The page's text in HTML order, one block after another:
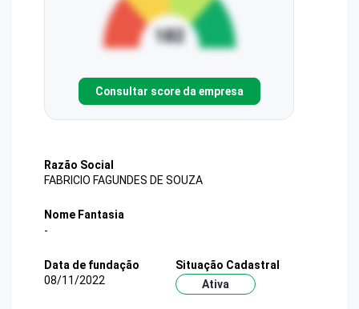
Consultar score da empresa
Razão Social
FABRICIO FAGUNDES DE SOUZA
Nome Fantasia
-
Data de fundação
08/11/2022
Situação Cadastral
Ativa